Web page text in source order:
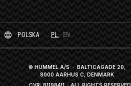
POLSKA PL EN
© HUMMEL A/S · BALTICAGADE 20,
8000 AARHUS C, DENMARK
CVR: 81198411 · ALL RIGHTS RESERVED